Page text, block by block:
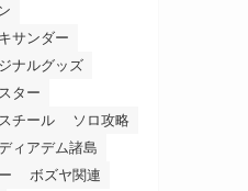
サンダー
ナルグッズ
ター
チール
ソロ攻略
ィアデム諸島
ボズヤ関連